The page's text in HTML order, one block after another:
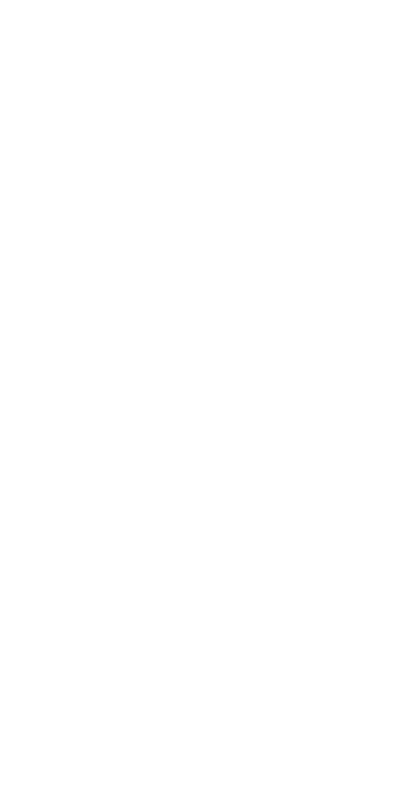
Abendliche Rundfahrt
Speicherstadt & den
Unterhaltsame und
Abgerundet von einem
4-Gänge-Menü in
Weinbegleitung,
Romantisch gedeckter